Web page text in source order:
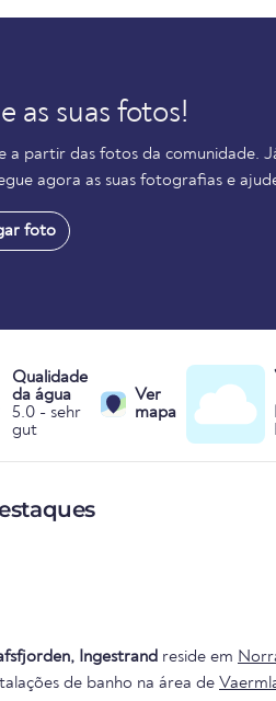
as suas fotos!
a partir das fotos da comunidade.
agora as suas fotografias e
foto
Qualidade
da água
5.0 - sehr
gut
Ver
mapa
Ingestrand reside em
de banho na área de